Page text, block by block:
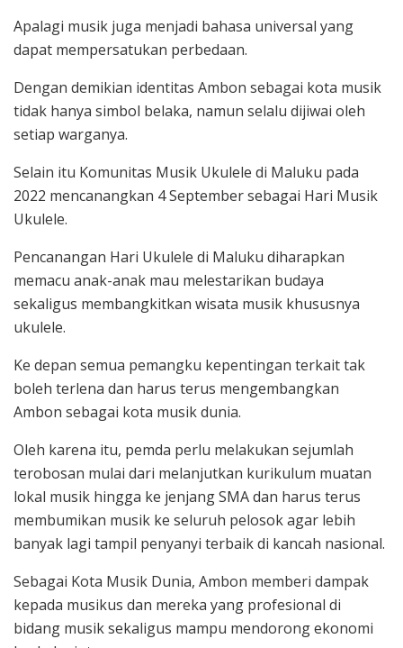
Apalagi musik juga menjadi bahasa universal yang
dapat mempersatukan perbedaan.
Dengan demikian identitas Ambon sebagai kota musik
tidak hanya simbol belaka, namun selalu dijiwai oleh
setiap warganya.
Selain itu Komunitas Musik Ukulele di Maluku pada
2022 mencanangkan 4 September sebagai Hari Musik
Ukulele.
Pencanangan Hari Ukulele di Maluku diharapkan
memacu anak-anak mau melestarikan budaya
sekaligus membangkitkan wisata musik khususnya
ukulele.
Ke depan semua pemangku kepentingan terkait tak
boleh terlena dan harus terus mengembangkan
Ambon sebagai kota musik dunia.
Oleh karena itu, pemda perlu melakukan sejumlah
terobosan mulai dari melanjutkan kurikulum muatan
lokal musik hingga ke jenjang SMA dan harus terus
membumikan musik ke seluruh pelosok agar lebih
banyak lagi tampil penyanyi terbaik di kancah nasional.
Sebagai Kota Musik Dunia, Ambon memberi dampak
kepada musikus dan mereka yang profesional di
bidang musik sekaligus mampu mendorong ekonomi